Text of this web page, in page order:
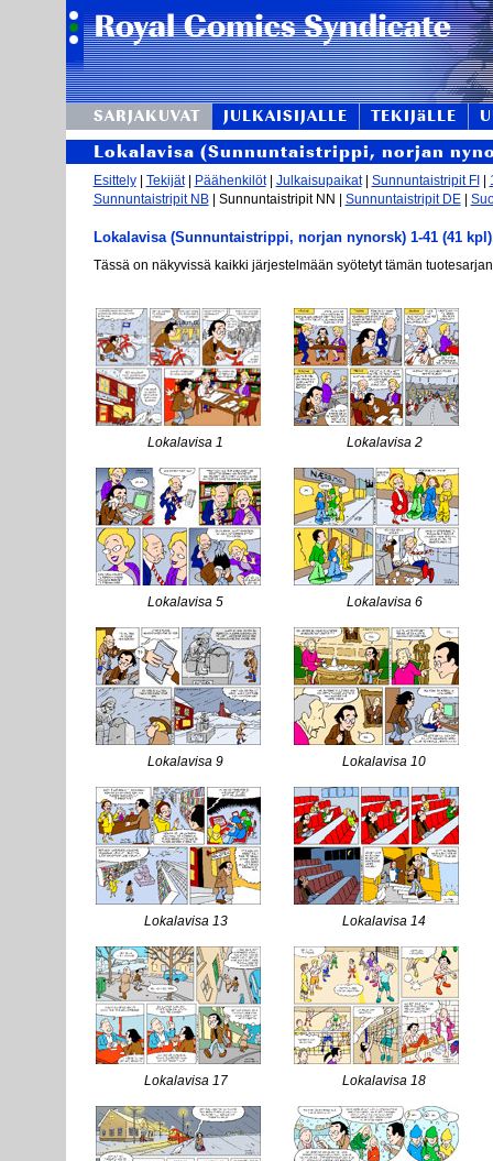
SARJAKUVAT JULKAISIJALLE TEKIJäLLE
Lokalavisa (Sunnuntaistrippi, norjan
Esittely| Tekijät| Päähenkilöt| Julkaisupaikat| Sunnuntaistripit FI
Sunnuntaistripit NB| Sunnuntaistripit NN | Sunnuntaistripit DE|
Lokalavisa (Sunnuntaistrippi, norjan nynorsk) 1-41 (41
Tässä on näkyvissä kaikki järjestelmään syötetyt tämän
Lokalavisa 1 Lokalavisa 2
Lokalavisa 5 Lokalavisa 6
Lokalavisa 9 Lokalavisa 10
Lokalavisa 13 Lokalavisa 14
Lokalavisa 17 Lokalavisa 18